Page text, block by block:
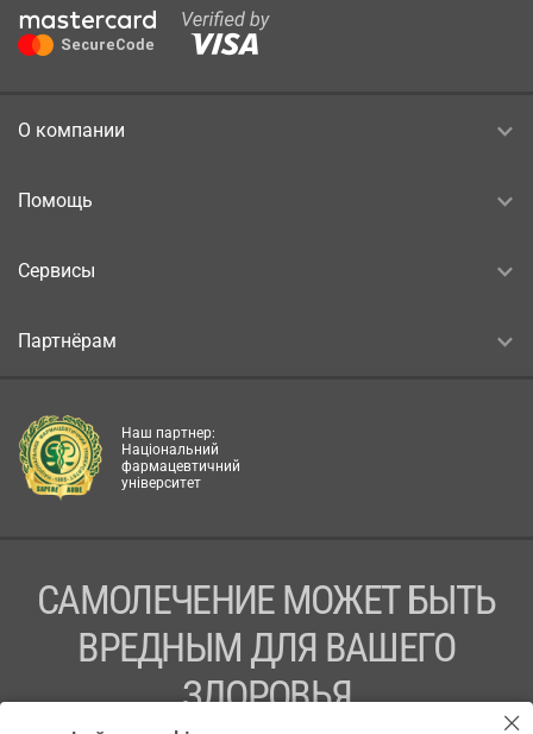
О компании
Помощь
Сервисы
Партнёрам
Наш партнер:
Національний
фармацевтичний
університет
САМОЛЕЧЕНИЕ МОЖЕТ БЫТЬ
ВРЕДНЫМ ДЛЯ ВАШЕГО
ЗДОРОВЬЯ